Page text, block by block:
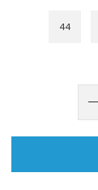
44